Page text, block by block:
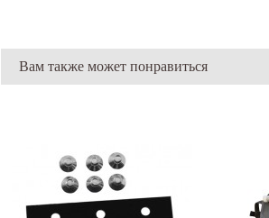
Вам также может понравиться